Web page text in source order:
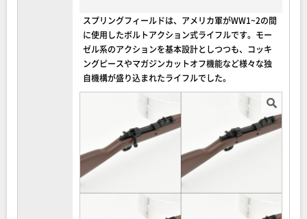
スプリングフィールドは、アメリカ軍がWW1~2の間
に使用したボルトアクション式ライフルです。モー
ゼル系のアクションを基本設計としつつも、コッキ
ングピースやマガジンカットオフ機能など様々な独
自機構が盛り込まれたライフルでした。